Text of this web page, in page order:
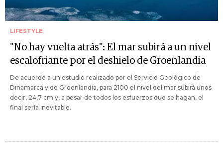
LIFESTYLE
"No hay vuelta atrás": El mar subirá a un nivel
escalofriante por el deshielo de Groenlandia
De acuerdo a un estudio realizado por el Servicio Geológico de
Dinamarca y de Groenlandia, para 2100 el nivel del mar subirá unos
decir, 24,7 cm y, a pesar de todos los esfuerzos que se hagan, el
final sería inevitable.